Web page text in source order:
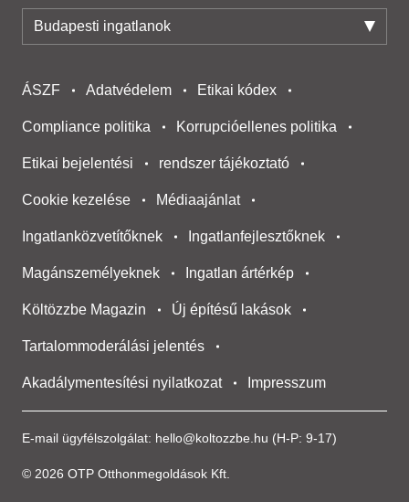
Budapesti ingatlanok
E-mail ügyfélszolgálat: hello@koltozzbe.hu (H-P: 9-17)
© 2026 OTP Otthonmegoldások Kft.
ÁSZF Adatvédelem Etikai kódex
Compliance politika Korrupcióellenes politika
Etikai bejelentési rendszer tájékoztató
Cookie kezelése Médiaajánlat
Ingatlanközvetítőknek Ingatlanfejlesztőknek
Magánszemélyeknek Ingatlan ártérkép
Költözzbe Magazin Új építésű lakások
Tartalommoderálási jelentés
Akadálymentesítési nyilatkozat Impresszum